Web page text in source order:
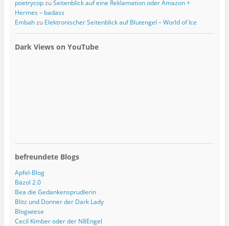
poetrycopzuSeitenblick auf eine Reklamation oder Amazon +
Hermes – badass
Embahzu Elektronischer Seitenblick auf Blutengel – World of Ice
Dark Views on YouTube
befreundete Blogs
Apfel-Blog
Bäzol 2.0
Bea die Gedankensprudlerin
Blitz und Donner der Dark Lady
Blogwiese
Cecil Kimber oder der N8Engel